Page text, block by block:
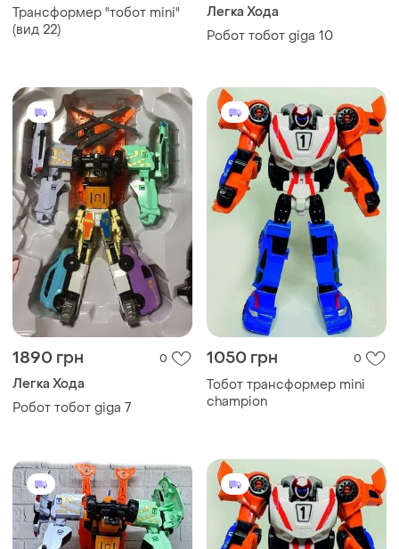
Трансформер "тобот mini"
(вид 22)
Легка Хода
Робот тобот giga 10
1890 грн 0
Легка Хода
Робот тобот giga 7
1050 грн 0
Тобот трансформер mini
champion